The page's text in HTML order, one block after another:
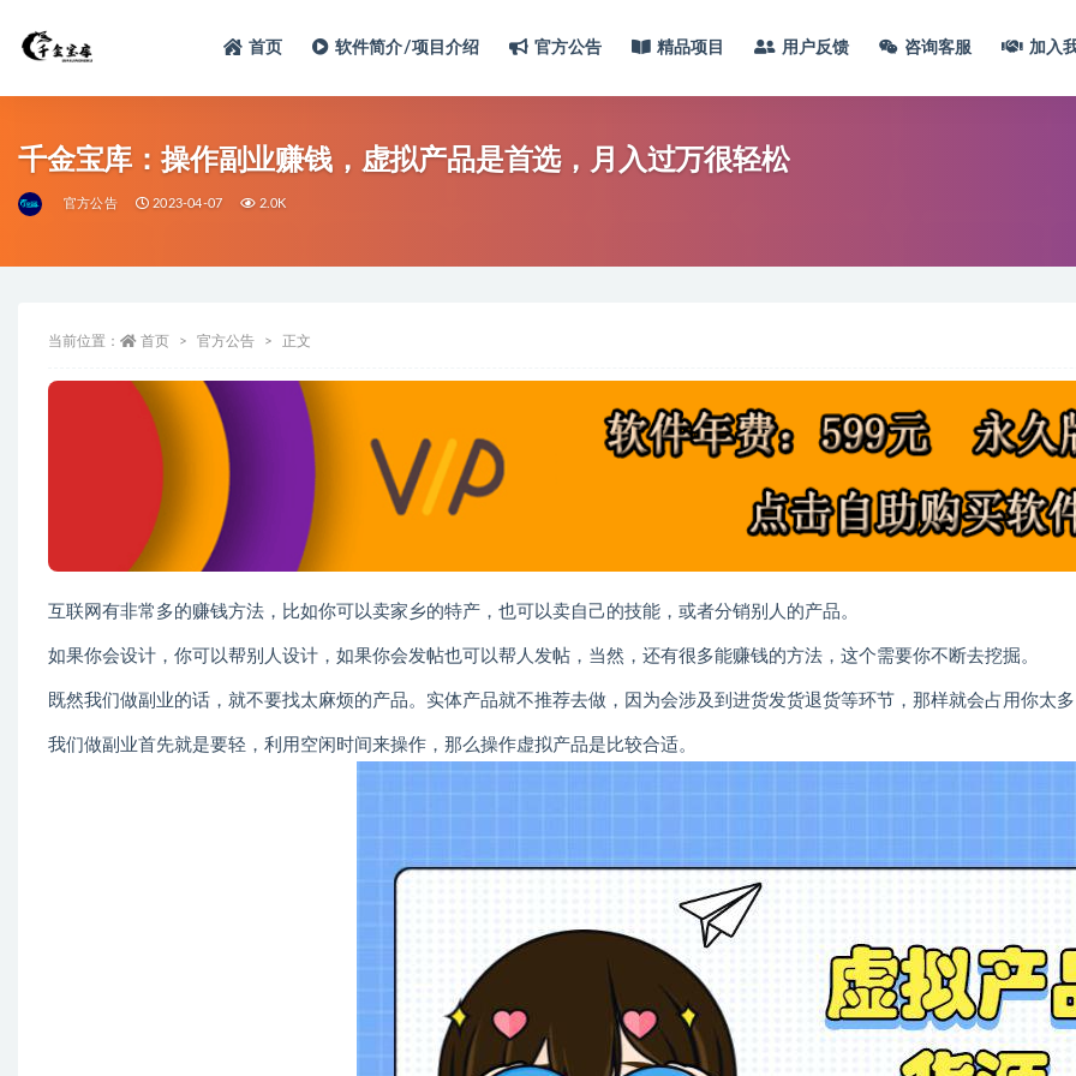
首页 软件简介/项目介绍 官方公告 精品项目 用户反馈 咨询客服 加入
千金宝库：操作副业赚钱，虚拟产品是首选，月入过万很轻松
官方公告 2023-04-07 2.0K
当前位置： 首页 官方公告 正文
互联网有非常多的赚钱方法，比如你可以卖家乡的特产，也可以卖自己的技能，或者分销别人的产品。
如果你会设计，你可以帮别人设计，如果你会发帖也可以帮人发帖，当然，还有很多能赚钱的方法，这个需要你不断去挖掘。
既然我们做副业的话，就不要找太麻烦的产品。实体产品就不推荐去做，因为会涉及到进货发货退货等环节，那样就会占用你太
我们做副业首先就是要轻，利用空闲时间来操作，那么操作虚拟产品是比较合适。